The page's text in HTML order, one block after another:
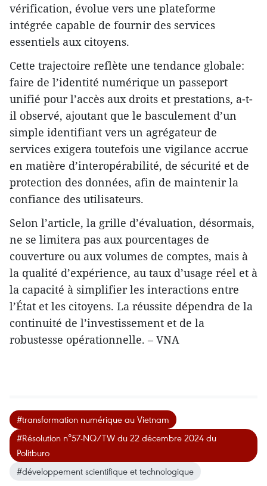
vérification, évolue vers une plateforme
intégrée capable de fournir des services
essentiels aux citoyens.
Cette trajectoire reflète une tendance globale:
faire de l’identité numérique un passeport
unifié pour l’accès aux droits et prestations, a-t-
il observé, ajoutant que le basculement d’un
simple identifiant vers un agrégateur de
services exigera toutefois une vigilance accrue
en matière d’interopérabilité, de sécurité et de
protection des données, afin de maintenir la
confiance des utilisateurs.
Selon l’article, la grille d’évaluation, désormais,
ne se limitera pas aux pourcentages de
couverture ou aux volumes de comptes, mais à
la qualité d’expérience, au taux d’usage réel et à
la capacité à simplifier les interactions entre
l’État et les citoyens. La réussite dépendra de la
continuité de l’investissement et de la
robustesse opérationnelle. – VNA
#transformation numérique au Vietnam
#Résolution n°57-NQ/TW du 22 décembre 2024 du
Politburo
#développement scientifique et technologique